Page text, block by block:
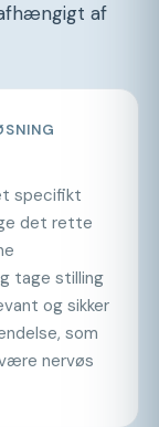
af
specifikt
det rette
tage stilling
og sikker
som
nervøs